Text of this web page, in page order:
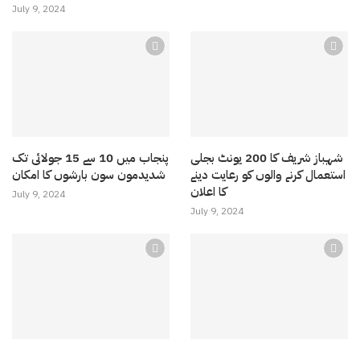
July 9, 2024
پنجاب میں 10 سے 15 جولائی تک
شدیدمون سون بارشوں کا امکان
July 9, 2024
شہباز شریف کا 200 یونٹ بجلی
استعمال کرنے والوں کو رعایت دینے
کا اعلان
July 9, 2024